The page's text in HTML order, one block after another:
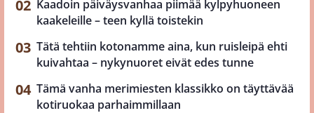
Kaadoin päiväysvanhaa piimää kylpyhuoneen
kaakeleille – teen kyllä toistekin
Tätä tehtiin kotonamme aina, kun ruisleipä ehti
kuivahtaa – nykynuoret eivät edes tunne
Tämä vanha merimiesten klassikko on täyttävää
kotiruokaa parhaimmillaan